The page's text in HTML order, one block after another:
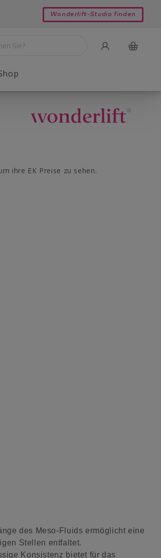
Wonderlift-Studio finden
Reinigung
& Peeling
ihre EK Preise zu sehen.
des Meso-Fluids ermöglicht eine
Stellen entfaltet.
Konsistenz bietet für das